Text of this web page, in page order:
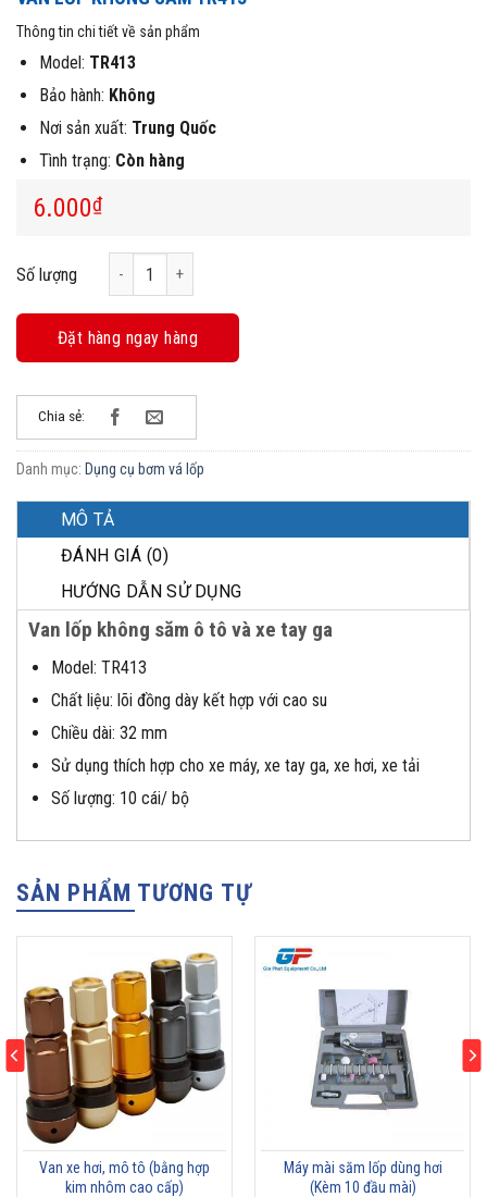
Thông tin chi tiết về sản phẩm
Model: TR413
Bảo hành: Không
Nơi sản xuất: Trung Quốc
Tình trạng: Còn hàng
6.000₫
Số lượng Van lốp không săm TR413 số lượng
Đặt hàng ngay hàng
Chia sẻ:
Danh mục: Dụng cụ bơm vá lốp
MÔ TẢ
ĐÁNH GIÁ (0)
HƯỚNG DẪN SỬ DỤNG
Van lốp không săm ô tô và xe tay ga
Model: TR413
Chất liệu: lõi đồng dày kết hợp với cao su
Chiều dài: 32 mm
Sử dụng thích hợp cho xe máy, xe tay ga, xe hơi, xe tải
Số lượng: 10 cái/ bộ
SẢN PHẨM TƯƠNG TỰ
Van xe hơi, mô tô (bằng hợp
kim nhôm cao cấp)
Máy mài săm lốp dùng hơi
(Kèm 10 đầu mài)